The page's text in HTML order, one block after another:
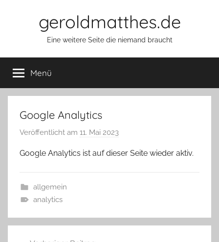
geroldmatthes.de
Eine weitere Seite die niemand braucht
Menü
Google Analytics
Veröffentlicht am 11. Mai 2023
n
Google Analytics ist auf dieser Seite wieder aktiv.
allgemein
analytics